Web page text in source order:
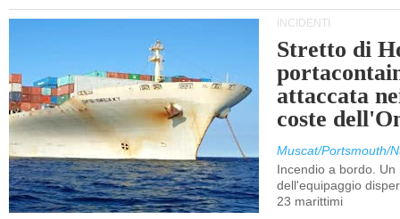
INCIDENTI
Stretto di
attaccata
coste
Muscat/Portsmouth/
Incendio a bordo. Un
dell'equipaggio
23 marittimi